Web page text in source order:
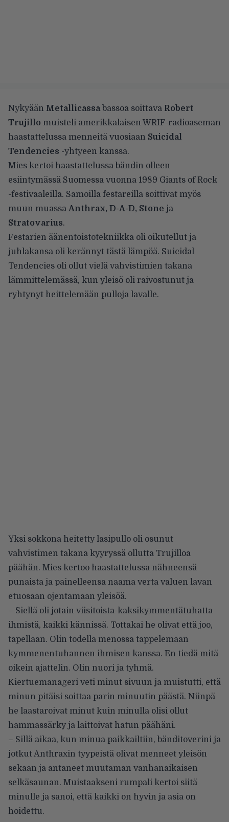
Nykyään Metallicassabassoa soittava Robert
Trujillo muisteli amerikkalaisen WRIF-radioaseman
haastattelussa menneitä vuosiaan Suicidal
Tendencies -yhtyeen kanssa.
Mies kertoi haastattelussa bändin olleen
esiintymässä Suomessa vuonna 1989 Giants of Rock
-festivaaleilla. Samoilla festareilla soittivat myös
muun muassa Anthrax, D-A-D, Stone ja
Stratovarius.
Festarien äänentoistotekniikka oli oikutellut ja
juhlakansa oli kerännyt tästä lämpöä. Suicidal
Tendencies oli ollut vielä vahvistimien takana
lämmittelemässä, kun yleisö oli raivostunut ja
ryhtynyt heittelemään pulloja lavalle.
Yksi sokkona heitetty lasipullo oli osunut
vahvistimen takana kyyryssä ollutta Trujilloa
päähän. Mies kertoo haastattelussa nähneensä
punaista ja painelleensa naama verta valuen lavan
etuosaan ojentamaan yleisöä.
– Siellä oli jotain viisitoista-kaksikymmentätuhatta
ihmistä, kaikki kännissä. Tottakai he olivat että joo,
tapellaan. Olin todella menossa tappelemaan
kymmenentuhannen ihmisen kanssa. En tiedä mitä
oikein ajattelin. Olin nuori ja tyhmä.
Kiertuemanageri veti minut sivuun ja muistutti, että
minun pitäisi soittaa parin minuutin päästä. Niinpä
he laastaroivat minut kuin minulla olisi ollut
hammassärky ja laittoivat hatun päähäni.
– Sillä aikaa, kun minua paikkailtiin, bänditoverini ja
jotkut Anthraxin tyypeistä olivat menneet yleisön
sekaan ja antaneet muutaman vanhanaikaisen
selkäsaunan. Muistaakseni rumpali kertoi siitä
minulle ja sanoi, että kaikki on hyvin ja asia on
hoidettu.